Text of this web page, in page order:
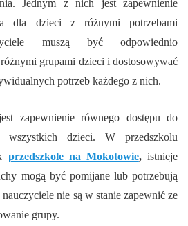
Jednym z nich jest zapewnienie
dla dzieci z różnymi potrzebami
muszą być odpowiednio
grupami dzieci i dostosowywać
potrzeb każdego z nich.
zapewnienie równego dostępu do
dzieci. W przedszkolu
przedszkole na Mokotowie,istnieje
mogą być pomijane lub potrzebują
nie są w stanie zapewnić ze
grupy.